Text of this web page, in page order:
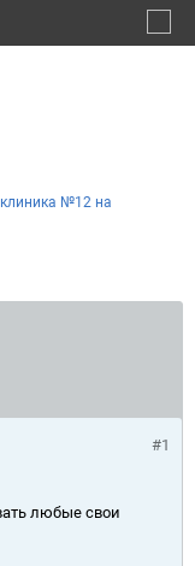
№12 на
#1
любые свои